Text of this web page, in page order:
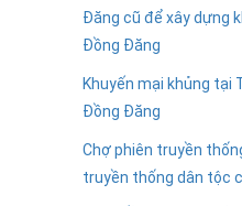
Đăng cũ để xây dựng
Đồng Đăng
Khuyến mại khủng
Đồng Đăng
Chợ phiên truyền
truyền thống dân tộc